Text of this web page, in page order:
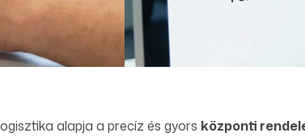
alapja a precíz és gyors központi